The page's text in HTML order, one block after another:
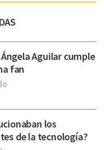
Ángela Aguilar cumple
fan
los
de la tecnología?